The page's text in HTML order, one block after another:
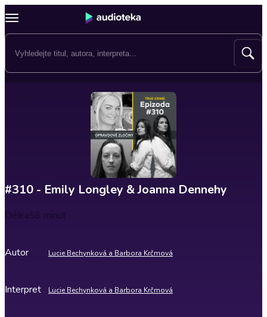
#310 - Emily Longley & Joanna Dennehy
Délka56 minut
Autor Lucie Bechynková a Barbora Krčmová
Interpret Lucie Bechynková a Barbora Krčmová